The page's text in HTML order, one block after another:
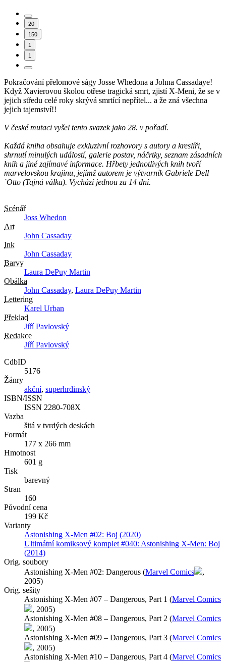
20
150
1
1
Pokračování přelomové ságy Josse Whedona a Johna Cassadaye!
Když Xavierovou školou otřese tragická smrt, zjistí X-Meni, že se v
jejich středu celé roky skrývá smrtící nepřítel... a že zná všechna
jejich tajemství!!
V české mutaci vyšel tento svazek jako 28. v pořadí.
Každá kniha obsahuje exkluzivní rozhovory s autory a kreslíři,
shrnutí minulých událostí, galerie postav, náčrtky, seznam zásadních
knih a jiné zajímavé informace. Hřbety jednotlivých knih tvoří
marvelovskou krajinu, jejímž autorem je výtvarník Gabriele Dell
´Otto (Tajná válka). Vychází jednou za 14 dní.
Scénář
Joss Whedon
Art
John Cassaday
Ink
John Cassaday
Barvy
Laura DePuy Martin
Obálka
John Cassaday, Laura DePuy Martin
Lettering
Karel Urban
Překlad
Jiří Pavlovský
Redakce
Jiří Pavlovský
CdbID
5176
Žánry
akční, superhrdinský
ISBN/ISSN
ISSN 2280-708X
Vazba
šitá v tvrdých deskách
Formát
177 x 266 mm
Hmotnost
601 g
Tisk
barevný
Stran
160
Původní cena
199 Kč
Varianty
Astonishing X-Men #02: Boj (2020)
Ultimátní komiksový komplet #040: Astonishing X-Men: Boj
(2014)
Orig. soubory
Astonishing X-Men #02: Dangerous (Marvel Comics
,
2005)
Orig. sešity
Astonishing X-Men #07 – Dangerous, Part 1 (Marvel Comics
, 2005)
Astonishing X-Men #08 – Dangerous, Part 2 (Marvel Comics
, 2005)
Astonishing X-Men #09 – Dangerous, Part 3 (Marvel Comics
, 2005)
Astonishing X-Men #10 – Dangerous, Part 4 (Marvel Comics